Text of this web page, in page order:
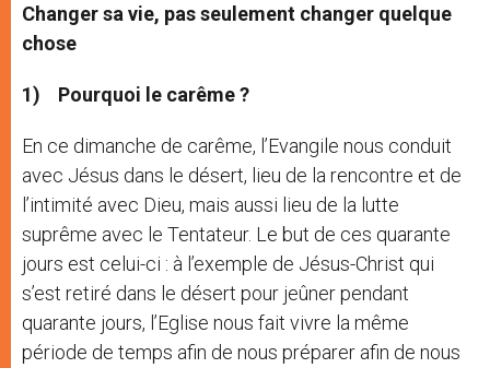
Changer sa vie, pas seulement changer quelque
chose
1) Pourquoi le carême ?
En ce dimanche de carême, l’Evangile nous conduit
avec Jésus dans le désert, lieu de la rencontre et de
l’intimité avec Dieu, mais aussi lieu de la lutte
suprême avec le Tentateur. Le but de ces quarante
jours est celui-ci : à l’exemple de Jésus-Christ qui
s’est retiré dans le désert pour jeûner pendant
quarante jours, l’Eglise nous fait vivre la même
période de temps afin de nous préparer afin de nous